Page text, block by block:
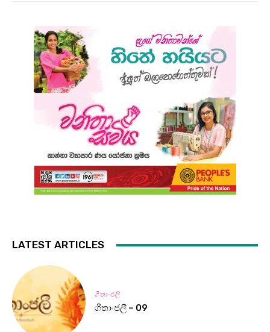
LATEST ARTICLES
ගීතාංජලී
ගීතාංජලී – 09